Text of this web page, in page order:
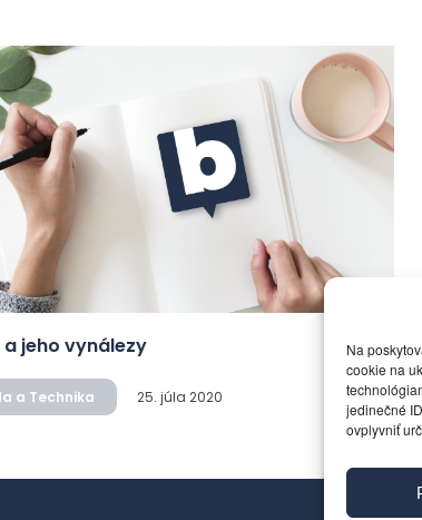
Na
cookie na
jedinečné
ovplyvniť
a jeho vynálezy
a Technika 25. júla 2020